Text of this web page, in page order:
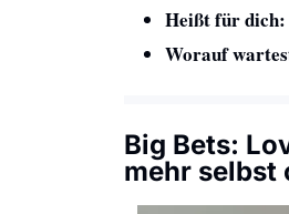
Heißt für dich:
Worauf
Big Bets:
mehr selbst